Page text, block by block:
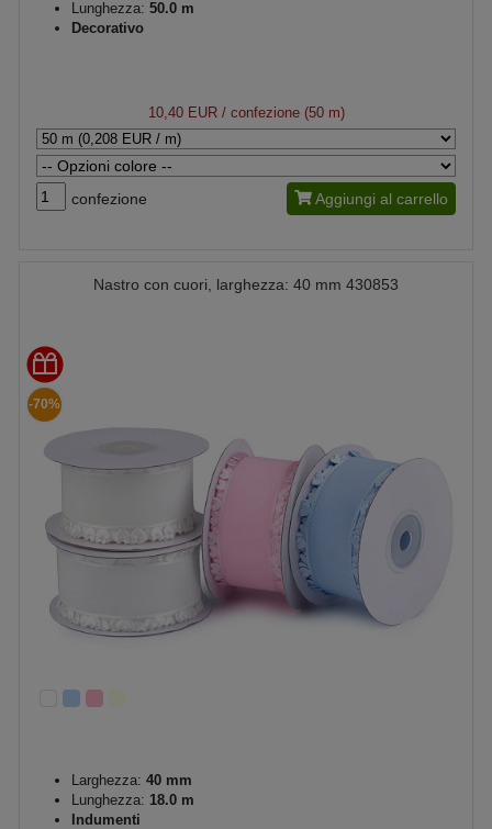
Lunghezza: 50.0 m
Decorativo
10,40 EUR/ confezione (50 m)
confezione Aggiungi al carrello
Nastro con cuori, larghezza: 40 mm 430853
-70%
Larghezza: 40 mm
Lunghezza: 18.0 m
Indumenti